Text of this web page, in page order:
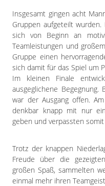
Insgesamt gingen acht
Gruppen aufgeteilt
sich von Beginn an
Teamleistungen und
Gruppe einen
sich damit für das Spiel um
Im kleinen Finale
ausgeglichene
war der Ausgang offen.
denkbar knapp mit nur
geben und verpassten
Trotz der knappen
Freude über die
großen Spaß, sammelten
einmal mehr ihren